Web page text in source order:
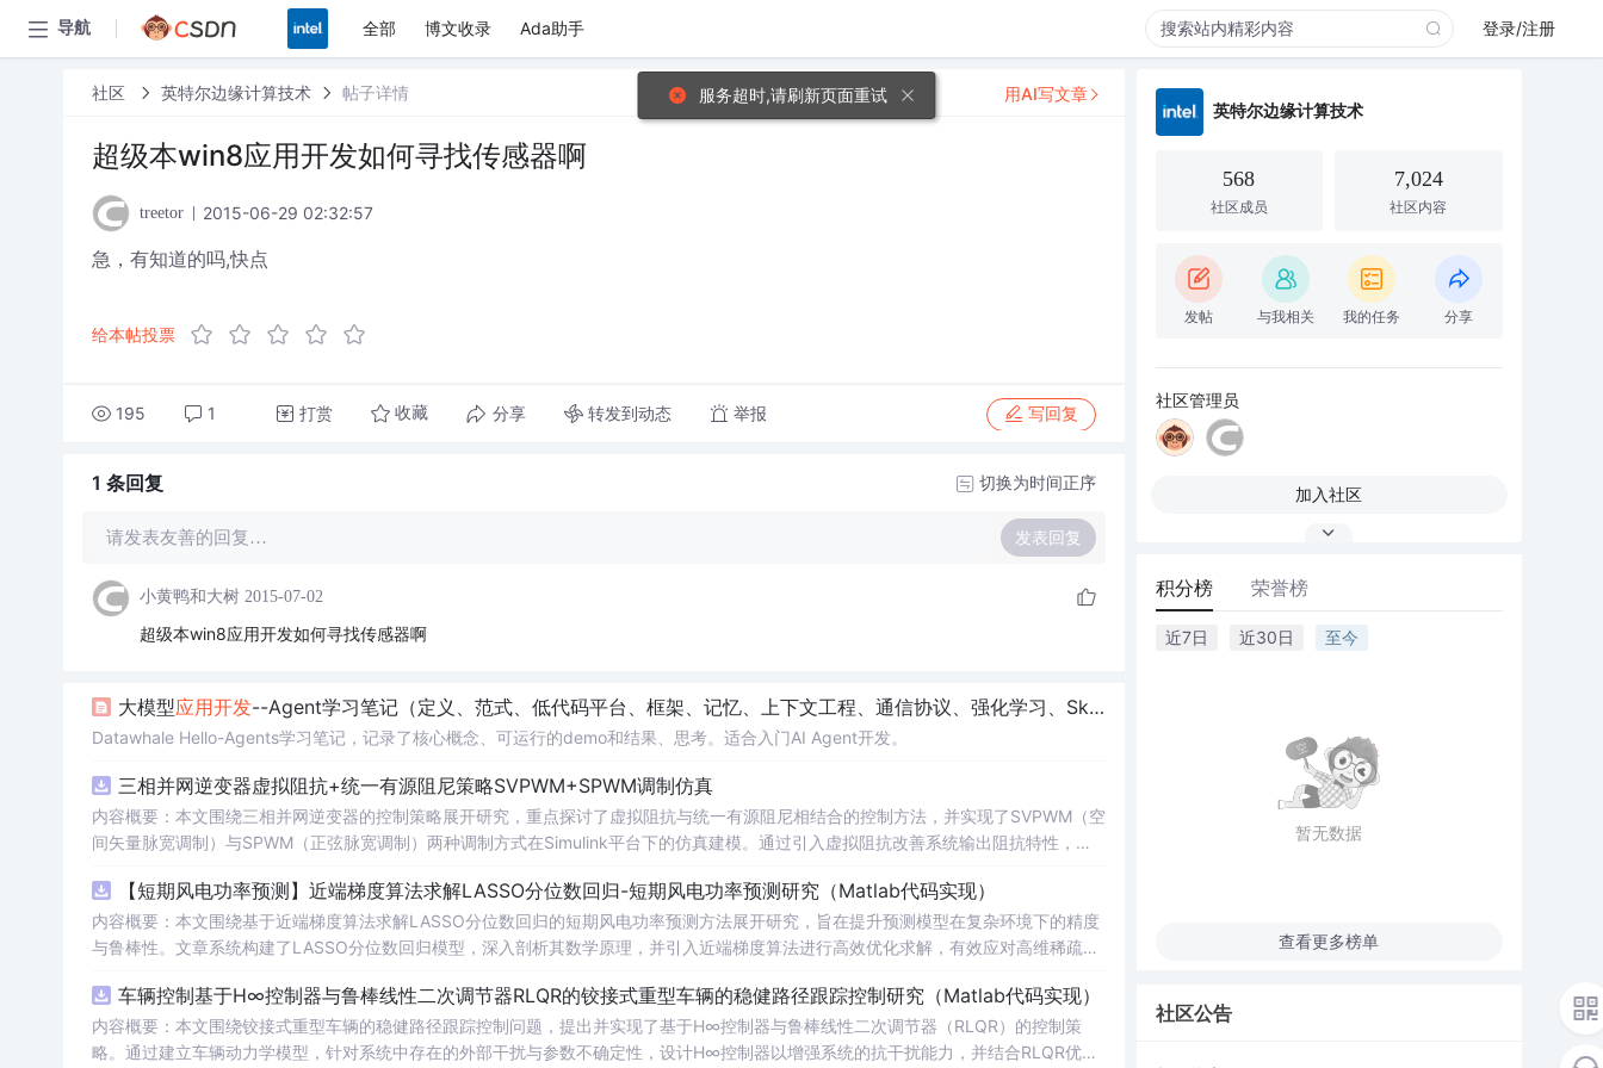
导航 全部 博文收录 Ada助手 登录/注册
社区 英特尔边缘计算技术 帖子详情
超级本win8应用开发如何寻找传感器啊
treetor 2015-06-29 02:32:57
急，有知道的吗,快点
给本帖投票
195 1 打赏 收藏 分享 转发到动态 举报 写回复
用AI写文章
1 条回复 切换为时间正序
请发表友善的回复… 发表回复
小黄鸭和大树 2015-07-02
超级本win8应用开发如何寻找传感器啊
大模型应用开发--Agent学习笔记（定义、范式、低代码平台、框架、记忆、上下文工程、通信协议、强化学习、Skills、Harness、Loop Engineering、评估）
Datawhale Hello-Agents学习笔记，记录了核心概念、可运行的demo和结果、思考。适合入门AI Agent开发。
三相并网逆变器虚拟阻抗+统一有源阻尼策略SVPWM+SPWM调制仿真
内容概要：本文围绕三相并网逆变器的控制策略展开研究，重点探讨了虚拟阻抗与统一有源阻尼相结合的控制方法，并实现了SVPWM（空
间矢量脉宽调制）与SPWM（正弦脉宽调制）两种调制方式在Simulink平台下的仿真建模。通过引入虚拟阻抗改善系统输出阻抗特性，结
制策略的设计、调制算法的实现、动态响应分析及谐波抑制效果评估，同时拓展涉及正负序分离、中点电位平衡、DPWMA调制等关键技
术，构建了完整的高性能并网逆变器控制系统仿真体系。; 适合人群：适用于从事电力电子、新能源发电、智能电网及相关领域的研究生、
科研人员和工程技术人员，特别是具备三相并网逆变器控制理论基础并熟悉MATLAB/Simulink仿真环境的专业人士；; 使用场景及目标：
工作；③为企业研发高性能、高可靠性的并网逆变器产品提供先进的控制方案与技术原型支持；; 阅读建议：建议读者结合提供的Simulin
k模型文件进行实际操作与仿真验证，重点关注虚拟阻抗参数设计与有源阻尼的协同作用机制，深入理解不同调制策略对系统性能的影响，
并可进一步拓展学习文中提及的正负序控制、中点电位平衡等先进控制技术，全面提升对复杂电网环境下并网系统稳定运行机制的认知水
【短期风电功率预测】近端梯度算法求解LASSO分位数回归-短期风电功率预测研究（Matlab代码实现）
内容概要：本文围绕基于近端梯度算法求解LASSO分位数回归的短期风电功率预测方法展开研究，旨在提升预测模型在复杂环境下的精度
与鲁棒性。文章系统构建了LASSO分位数回归模型，深入剖析其数学原理，并引入近端梯度算法进行高效优化求解，有效应对高维稀疏数
能，结果表明其相较于传统方法具有更强的稳定性和准确性。此外，文档还整合了电力系统、机器学习、路径规划等多个领域的相关科研
方向与技术应用案例，突出该方法在新能源预测与智能优化中的广泛适用性与实践价值。; 适合人群：具备扎实的数学基础（如凸优化、统
计学习）与Matlab编程能力，从事新能源发电预测、电力系统调度、智能优化算法或机器学习等领域的科研人员、工程技术人员及研究
车辆控制基于H∞控制器与鲁棒线性二次调节器RLQR的铰接式重型车辆的稳健路径跟踪控制研究（Matlab代码实现）
内容概要：本文围绕铰接式重型车辆的稳健路径跟踪控制问题，提出并实现了基于H∞控制器与鲁棒线性二次调节器（RLQR）的控制策
略。通过建立车辆动力学模型，针对系统中存在的外部干扰与参数不确定性，设计H∞控制器以增强系统的抗干扰能力，并结合RLQR优化
英特尔边缘计算技术
568
社区成员
7,024
社区内容
发帖 与我相关 我的任务 分享
社区管理员
加入社区
积分榜 荣誉榜
近7日 近30日 至今
暂无数据
查看更多榜单
社区公告
服务超时,请刷新页面重试